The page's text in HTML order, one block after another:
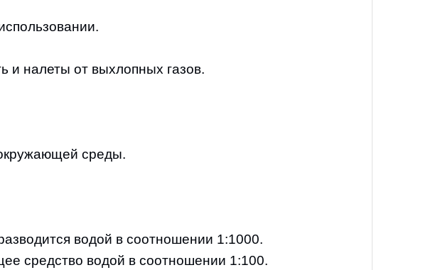
и налеты от выхлопных газов.
среды.
водой в соотношении 1:1000.
средство водой в соотношении 1:100.